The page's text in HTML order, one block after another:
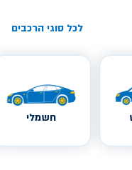
לכל סוגי הרכבים
חשמלי